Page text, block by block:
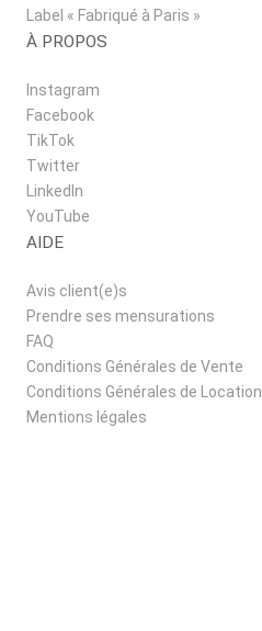
Label « Fabriqué à Paris »
À PROPOS
Instagram
Facebook
TikTok
Twitter
LinkedIn
YouTube
AIDE
Avis client(e)s
Prendre ses mensurations
FAQ
Conditions Générales de Vente
Conditions Générales de Location
Mentions légales